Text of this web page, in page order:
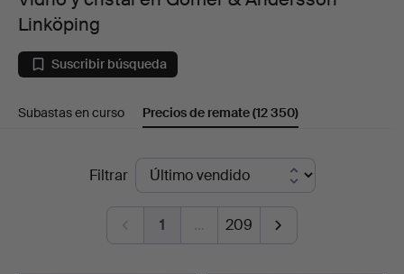
cristal
en
Andersson
Linköping
Suscribir búsqueda
Subastas en curso Precios de remate(12 350)
Filtrar
1 … 209